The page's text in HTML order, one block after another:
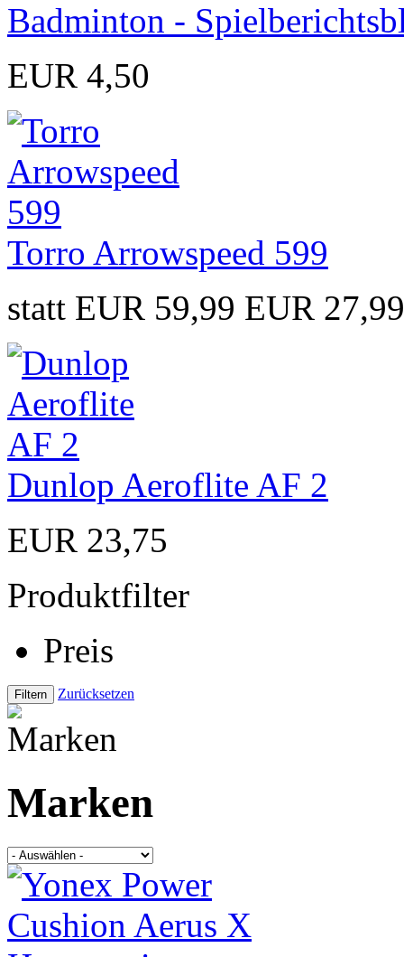
Badminton -
EUR 4,50
Torro Arrowspeed 599
statt EUR 59,99 EUR
Dunlop Aeroflite AF 2
EUR 23,75
Produktfilter
Preis
Zurücksetzen
Marken